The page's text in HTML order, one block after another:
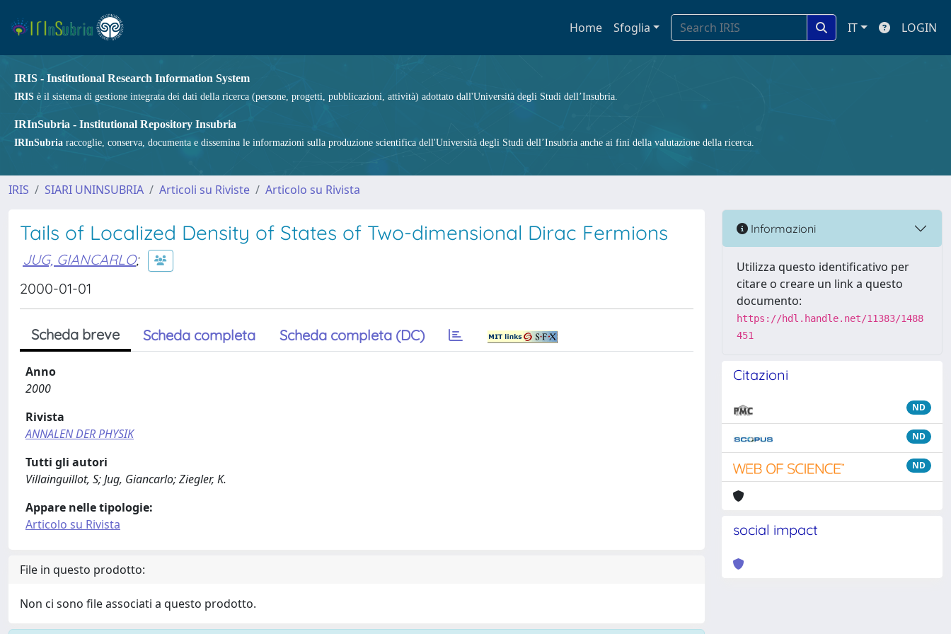
Home Sfoglia IT LOGIN
IRIS - Institutional Research Information System
IRIS è il sistema di gestione integrata dei dati della ricerca (persone, progetti, pubblicazioni, attività) adottato dall'Università degli Studi dell’Insubria.
IRInSubria - Institutional Repository Insubria
IRInSubria raccoglie, conserva, documenta e dissemina le informazioni sulla produzione scientifica dell'Università degli Studi dell’Insubria anche ai fini della valutazione della ricerca.
IRIS SIARI UNINSUBRIA Articoli su Riviste Articolo su Rivista
Tails of Localized Density of States of Two-dimensional Dirac Fermions
JUG, GIANCARLO;
2000-01-01
Scheda breve Scheda completa Scheda completa (DC)
Anno
2000
Rivista
ANNALEN DER PHYSIK
Tutti gli autori
Villainguillot, S; Jug, Giancarlo; Ziegler, K.
Appare nelle tipologie:
Articolo su Rivista
File in questo prodotto:
Non ci sono file associati a questo prodotto.
Informazioni
Utilizza questo identificativo per
citare o creare un link a questo
documento:
https://hdl.handle.net/11383/1488
451
Citazioni
ND
ND
ND
social impact